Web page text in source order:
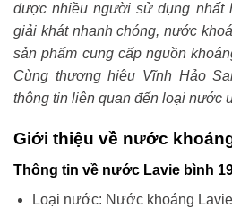
được nhiều người sử dụng nhất
giải khát nhanh chóng, nước
sản phẩm cung cấp nguồn
Cùng thương hiệu Vĩnh Hảo
thông tin liên quan đến loại nước
Giới thiệu về nước
Thông tin về nước Lavie bình
Loại nước: Nước khoáng